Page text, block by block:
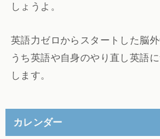
しょうよ。
英語力ゼロからスタートした脳
うち英語や自身のやり直し英語
します。
カレンダー